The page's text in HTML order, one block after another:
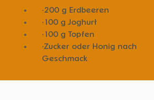
200 g Erdbeeren
100 g Joghurt
100 g Topfen
Zucker oder Honig nach
Geschmack